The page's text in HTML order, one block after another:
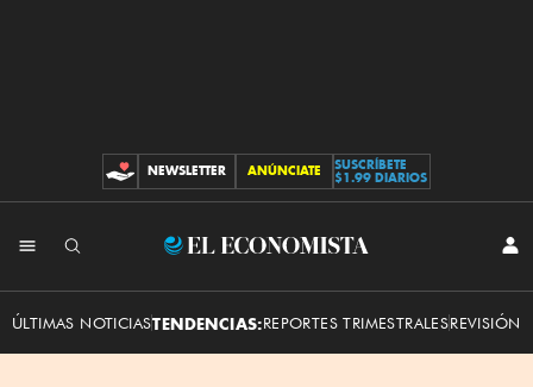
CONTRIBUCIONES
NEWSLETTER ANÚNCIATE
SUSCRÍBETE
$1.99 DIARIOS
El
ÚLTIMAS NOTICIASTENDENCIAS:REPORTES TRIMESTRALESREVISIÓN